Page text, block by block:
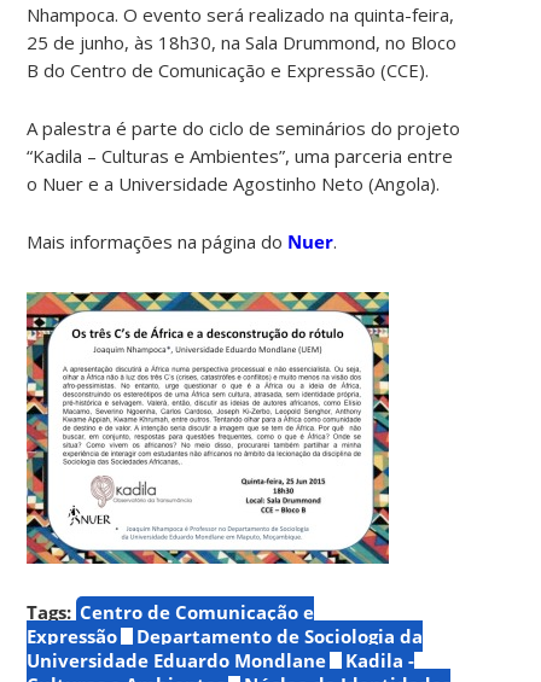
Nhampoca. O evento será realizado na quinta-feira,
25 de junho, às 18h30, na Sala Drummond, no Bloco
B do Centro de Comunicação e Expressão (CCE).
A palestra é parte do ciclo de seminários do projeto
“Kadila – Culturas e Ambientes”, uma parceria entre
o Nuer e a Universidade Agostinho Neto (Angola).
Mais informações na página do Nuer.
Tags: Centro de Comunicação e
Expressão
Departamento de Sociologia da
Universidade Eduardo Mondlane
Kadila -